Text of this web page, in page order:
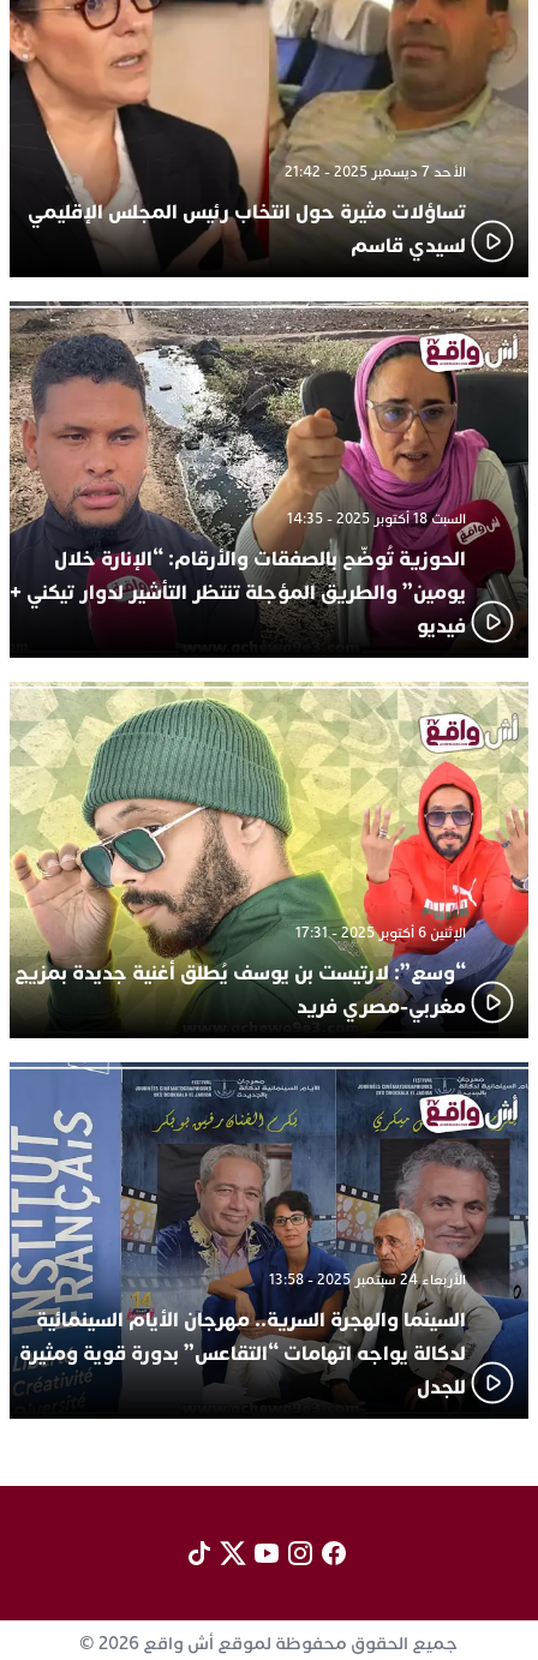
الأحد 7 ديسمبر 2025 - 21:42
تساؤلات مثيرة حول انتخاب رئيس المجلس الإقليمي
لسيدي قاسم
السبت 18 أكتوبر 2025 - 14:35
الحوزية تُوضّح بالصفقات والأرقام: “الإنارة خلال
يومين” والطريق المؤجلة تنتظر التأشير لدوار تيكني +
فيديو
الإثنين 6 أكتوبر 2025 - 17:31
“وسع”: لارتيست بن يوسف يُطلق أغنية جديدة بمزيج
مغربي-مصري فريد
الأربعاء 24 سبتمبر 2025 - 13:58
السينما والهجرة السرية.. مهرجان الأيام السينمائية
لدكالة يواجه اتهامات “التقاعس” بدورة قوية ومثيرة
للجدل
جميع الحقوق محفوظة لموقع أش واقع 2026 ©